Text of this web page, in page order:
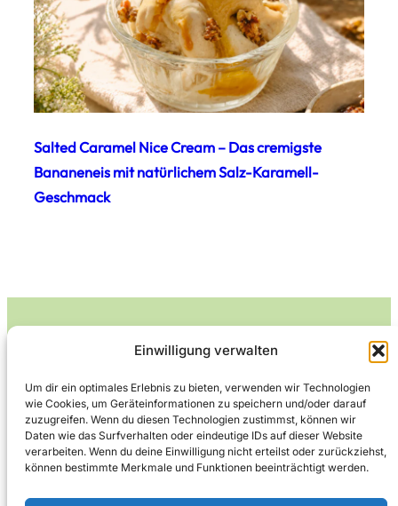
Einwilligung verwalten
Um dir ein optimales Erlebnis zu bieten, verwenden wir Technologien
wie Cookies, um Geräteinformationen zu speichern und/oder darauf
zuzugreifen. Wenn du diesen Technologien zustimmst, können wir
Daten wie das Surfverhalten oder eindeutige IDs auf dieser Website
verarbeiten. Wenn du deine Einwilligung nicht erteilst oder zurückziehst,
können bestimmte Merkmale und Funktionen beeinträchtigt werden.
Salted Caramel Nice Cream – Das cremigste
Bananeneis mit natürlichem Salz-Karamell-
Geschmack
Leckerlife
Lecker essen – gesund leben.